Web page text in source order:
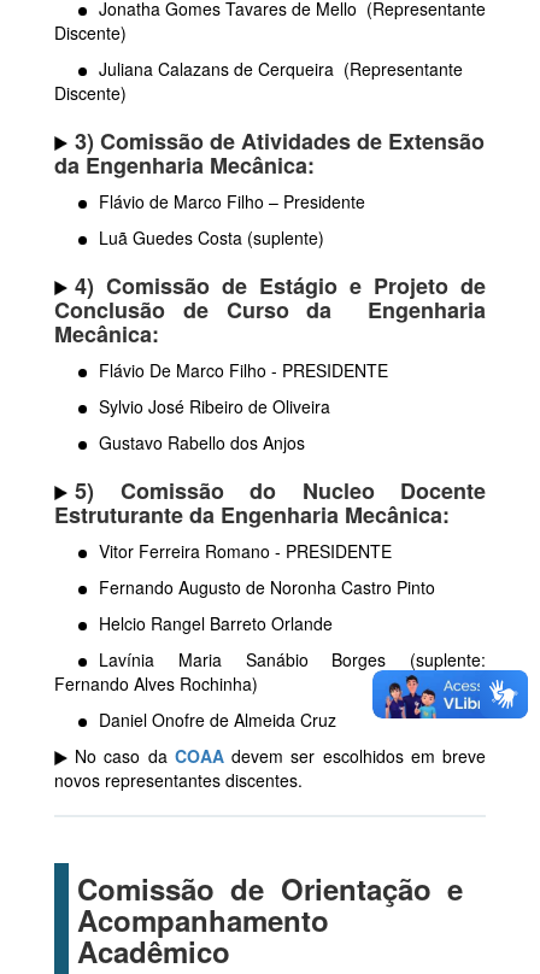
Jonatha Gomes Tavares de Mello (Representante
Discente)
Juliana Calazans de Cerqueira (Representante
Discente)
3) Comissão de Atividades de Extensão
da Engenharia Mecânica:
Flávio de Marco Filho – Presidente
Luã Guedes Costa (suplente)
4) Comissão de Estágio e Projeto de
Conclusão de Cursoda Engenharia
Mecânica:
Flávio De Marco Filho - PRESIDENTE
Sylvio José Ribeiro de Oliveira
Gustavo Rabello dos Anjos
5) Comissão do Nucleo Docente
Estruturante da Engenharia Mecânica:
Vitor Ferreira Romano - PRESIDENTE
Fernando Augusto de Noronha Castro Pinto
Helcio Rangel Barreto Orlande
Lavínia Maria Sanábio Borges (suplente:
Fernando Alves Rochinha)
Daniel Onofre de Almeida Cruz
No caso da COAAdevem ser escolhidos em breve
novos representantes discentes.
Comissão de Orientação e
Acompanhamento
Acadêmico